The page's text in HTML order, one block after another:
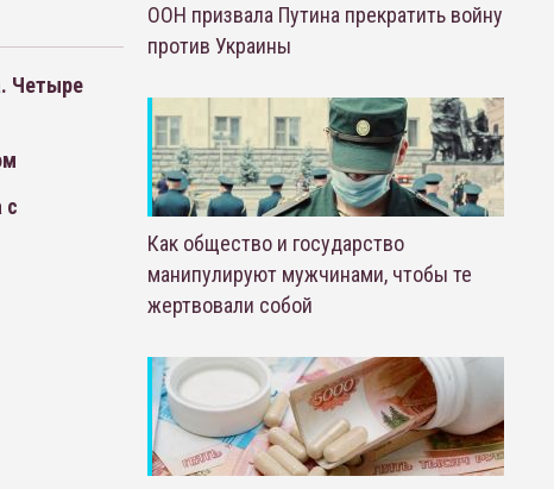
Четыре
с
ООН призвала Путина прекратить войну
против Украины
Как общество и государство
манипулируют мужчинами, чтобы те
жертвовали собой